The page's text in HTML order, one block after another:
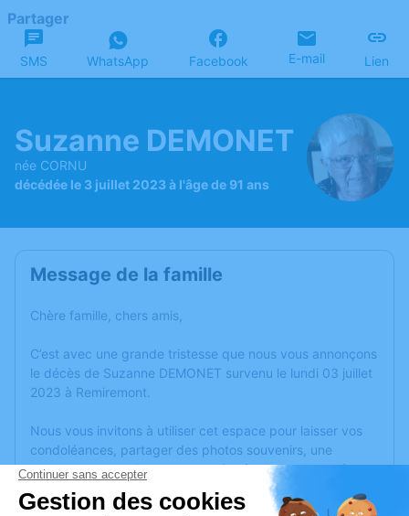
Partager
SMS WhatsApp Facebook E-mail Lien
Suzanne DEMONET
née CORNU
décédée le 3 juillet 2023 à l'âge de 91 ans
Message de la famille
Chère famille, chers amis,
C’est avec une grande tristesse que nous vous annonçons
le décès de Suzanne DEMONET survenu le lundi 03 juillet
2023 à Remiremont.
Nous vous invitons à utiliser cet espace pour laisser vos
condoléances, partager des photos souvenirs, une
anecdote ou exprimer vos pensées à travers des poèmes
ou des textes. Cet endroit est un lieu d'expression dédié à
honorer la mémoire de Suzanne DEMONET.